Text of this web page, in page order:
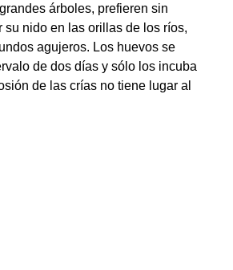
árboles, prefieren sin
su nido en las orillas de los ríos,
agujeros. Los huevos se
de dos días y sólo los incuba
de las crías no tiene lugar al